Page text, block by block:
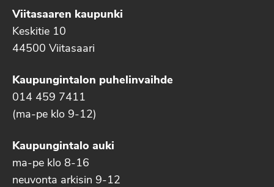
Viitasaaren kaupunki
Keskitie 10
44500 Viitasaari
Kaupungintalon puhelinvaihde
014 459 7411
(ma-pe klo 9-12)
Kaupungintalo auki
ma-pe klo 8-16
neuvonta arkisin 9-12